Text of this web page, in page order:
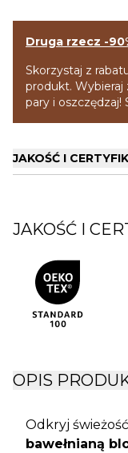
Druga rzecz -
Skorzystaj z
produkt. Wybieraj
pary i oszczędzaj!
JAKOŚĆ I
JAKOŚĆ I
OPIS
Odkryj
bawełnianą